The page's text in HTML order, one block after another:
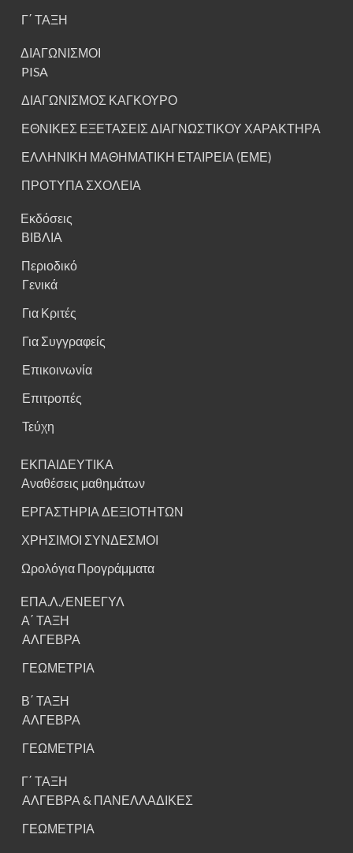
Γ΄ ΤΑΞΗ
ΔΙΑΓΩΝΙΣΜΟΙ
PISA
ΔΙΑΓΩΝΙΣΜΟΣ ΚΑΓΚΟΥΡΟ
ΕΘΝΙΚΕΣ ΕΞΕΤΑΣΕΙΣ ΔΙΑΓΝΩΣΤΙΚΟΥ ΧΑΡΑΚΤΗΡΑ
ΕΛΛΗΝΙΚΗ ΜΑΘΗΜΑΤΙΚΗ ΕΤΑΙΡΕΙΑ (ΕΜΕ)
ΠΡΟΤΥΠΑ ΣΧΟΛΕΙΑ
Εκδόσεις
ΒΙΒΛΙΑ
Περιοδικό
Γενικά
Για Κριτές
Για Συγγραφείς
Επικοινωνία
Επιτροπές
Τεύχη
ΕΚΠΑΙΔΕΥΤΙΚΑ
Αναθέσεις μαθημάτων
ΕΡΓΑΣΤΗΡΙΑ ΔΕΞΙΟΤΗΤΩΝ
ΧΡΗΣΙΜΟΙ ΣΥΝΔΕΣΜΟΙ
Ωρολόγια Προγράμματα
ΕΠΑ.Λ./ΕΝΕΕΓΥΛ
Α΄ ΤΑΞΗ
ΑΛΓΕΒΡΑ
ΓΕΩΜΕΤΡΙΑ
Β΄ ΤΑΞΗ
ΑΛΓΕΒΡΑ
ΓΕΩΜΕΤΡΙΑ
Γ΄ ΤΑΞΗ
ΑΛΓΕΒΡΑ & ΠΑΝΕΛΛΑΔΙΚΕΣ
ΓΕΩΜΕΤΡΙΑ